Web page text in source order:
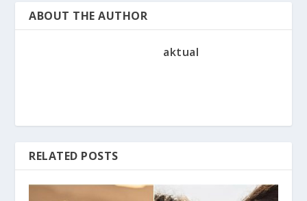
ABOUT THE AUTHOR
aktual
RELATED POSTS